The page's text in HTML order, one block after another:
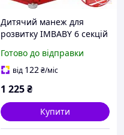
Дитячий манеж для
розвитку IMBABY 6 секцій
- сухий басейн для
дитячих ігор, для куль або
Готово до відправки
від 122₴/міс
1 225₴
Купити